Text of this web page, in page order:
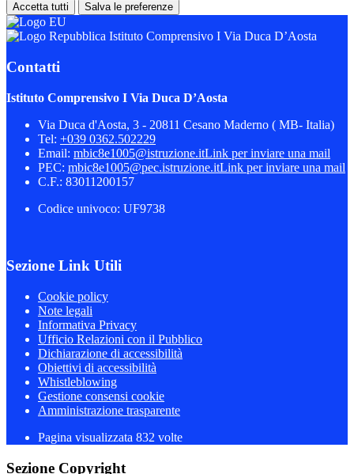
Accetta tutti Salva le preferenze
Istituto Comprensivo I Via Duca D’Aosta
Contatti
Istituto Comprensivo I Via Duca D’Aosta
Via Duca d'Aosta, 3 - 20811 Cesano Maderno ( MB- Italia)
Tel: +039 0362.502229
Email: mbic8e1005@istruzione.itLink per inviare una mail
PEC: mbic8e1005@pec.istruzione.itLink per inviare una mail
C.F.: 83011200157
Codice univoco: UF9738
Sezione Link Utili
Cookie policy
Note legali
Informativa Privacy
Ufficio Relazioni con il Pubblico
Dichiarazione di accessibilità
Obiettivi di accessibilità
Whistleblowing
Gestione consensi cookie
Amministrazione trasparente
Pagina visualizzata 832 volte
Sezione Copyright